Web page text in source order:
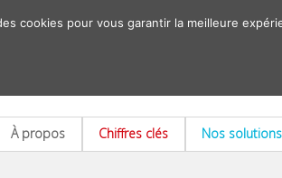
À propos Chiffres clés Nos solutions
cookies pour vous garantir la meilleure